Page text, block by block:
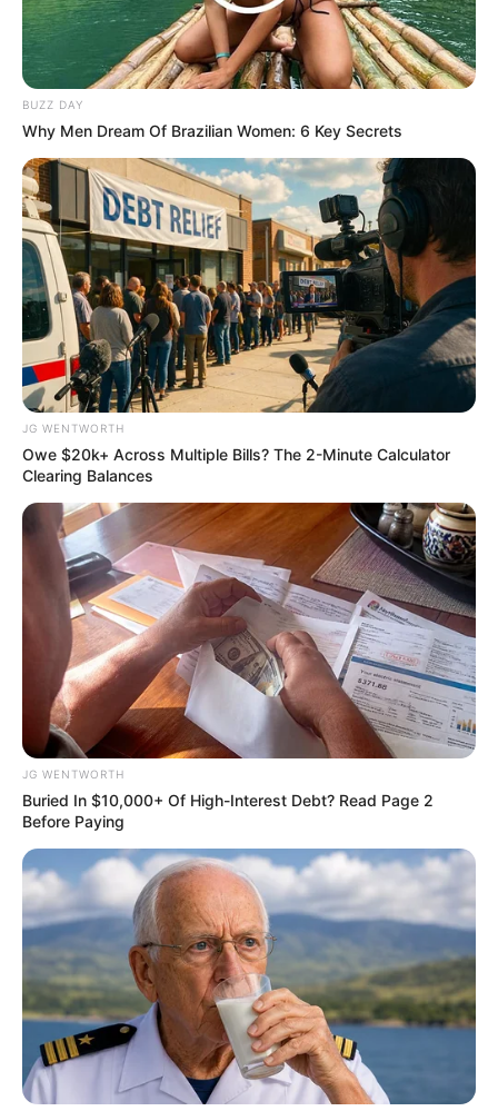
Why this ordinary drink is the secret to feeling your
best every day
CTA LOVE
Unforgettable Awkward Moments From The Olympics
BRAINBERRIES
Why everything you thought you knew about water
might be wrong
CTA LOVE
BUZZ DAY
Why Men Dream Of Brazilian Women: 6 Key Secrets
JG WENTWORTH
Owe $20k+ Across Multiple Bills? The 2-Minute Calculator
Clearing Balances
JG WENTWORTH
Buried In $10,000+ Of High-Interest Debt? Read Page 2
Before Paying